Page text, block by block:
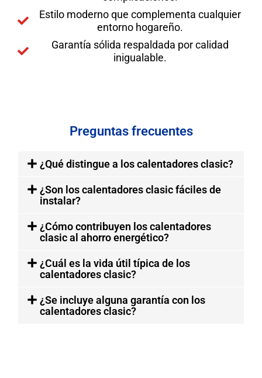
Estilo moderno que complementa cualquier
entorno hogareño.
Garantía sólida respaldada por calidad
inigualable.
Preguntas frecuentes
¿Qué distingue a los calentadores clasic?
¿Son los calentadores clasic fáciles de
instalar?
¿Cómo contribuyen los calentadores
clasic al ahorro energético?
¿Cuál es la vida útil típica de los
calentadores clasic?
¿Se incluye alguna garantía con los
calentadores clasic?